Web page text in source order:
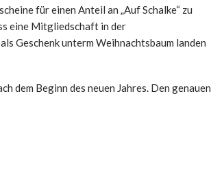
für einen Anteil an „Auf Schalke“ zu
eine Mitgliedschaft in der
Geschenk unterm Weihnachtsbaum landen
dem Beginn des neuen Jahres. Den genauen